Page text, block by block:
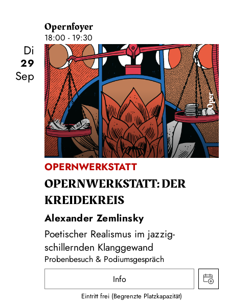
Opernfoyer
18:00 - 19:30
Di
29
Sep
Oper
OPERNWERKSTATT
OPERNWERKSTATT: DER
KREIDEKREIS
Alexander Zemlinsky
Poetischer Realismus im jazzig-
schillernden Klanggewand
Probenbesuch & Podiumsgespräch
Info
Eintritt frei (Begrenzte Platzkapazität)